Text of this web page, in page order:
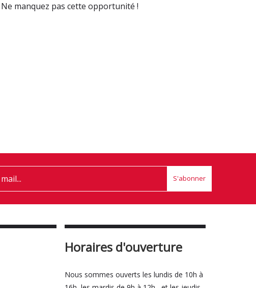
manquez pas cette opportunité !
S'abonner
Horaires d'ouverture
Nous sommes ouverts les lundis de 10h à